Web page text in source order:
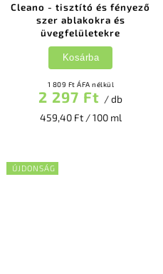
Cleano - tisztító és fényező
szer ablakokra és
üvegfelületekre
1 809 Ft ÁFA nélkül
2 297 Ft / db
459,40 Ft / 100 ml
Kosárba
ÚJDONSÁG